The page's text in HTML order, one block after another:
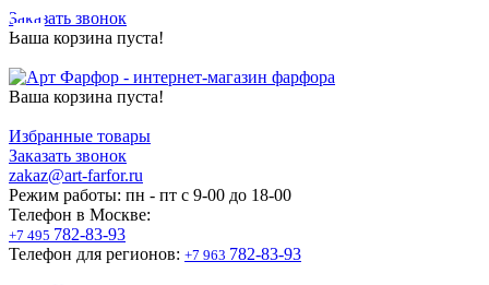
Заказать звонок
Ваша корзина пуста!
Ваша корзина пуста!
Избранные товары
Заказать звонок
zakaz@art-farfor.ru
Режим работы: пн - пт c 9-00 до 18-00
Телефон в Москве:
+7 495 782-83-93
Телефон для регионов: +7 963 782-83-93